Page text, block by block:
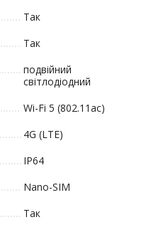
Так
Так
подвійний
світлодіодний
Wi-Fi 5 (802.11ac)
4G (LTE)
IP64
Nano-SIM
Так